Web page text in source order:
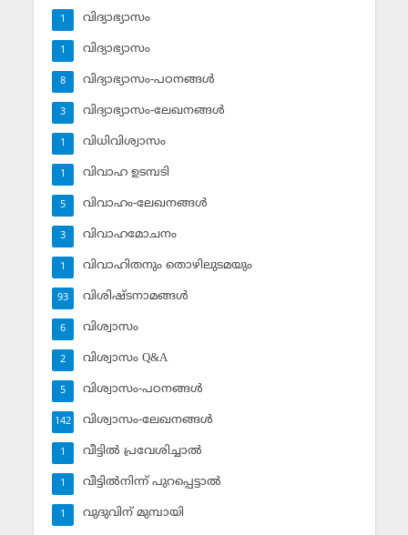
വിദ്യാഭ്യാസം
1
വിദ്യാഭ്യാസം
1
വിദ്യാഭ്യാസം-പഠനങ്ങള്‍
8
വിദ്യാഭ്യാസം-ലേഖനങ്ങള്‍
3
വിധിവിശ്വാസം
1
വിവാഹ ഉടമ്പടി
1
വിവാഹം-ലേഖനങ്ങള്‍
5
വിവാഹമോചനം
3
വിവാഹിതനും തൊഴിലുടമയും
1
വിശിഷ്ടനാമങ്ങള്‍
93
വിശ്വാസം
6
വിശ്വാസം Q&A
2
വിശ്വാസം-പഠനങ്ങള്‍
5
വിശ്വാസം-ലേഖനങ്ങള്‍
142
വീട്ടില്‍ പ്രവേശിച്ചാല്‍
1
വീട്ടില്‍നിന്ന് പുറപ്പെട്ടാല്‍
1
വുദുവിന് മുമ്പായി
1